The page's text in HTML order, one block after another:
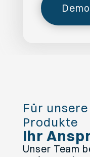
Für
Produkte
Ihr
Unser Team